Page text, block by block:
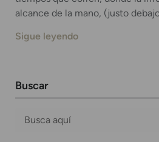
alcance de la mano, (justo
Sigue leyendo
Buscar